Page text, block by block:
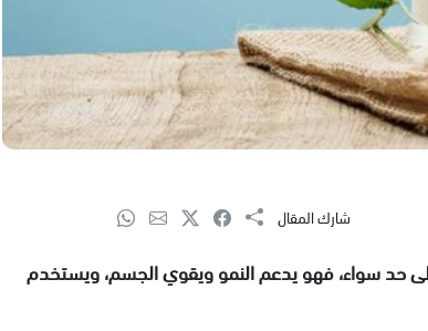
شارك المقال
على حد سواء، فهو يدعم النمو ويقوي الجسم، ويستخدم